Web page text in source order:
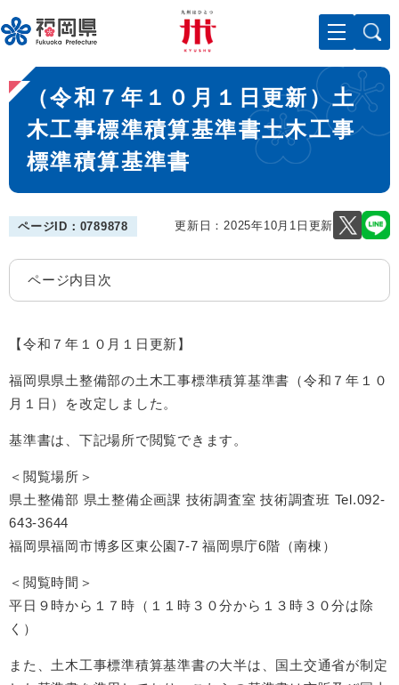
ー
ジ
先
頭
メニューを飛ばして本文へ
本
文
（令和７年１０月１日更新）土
木工事標準積算基準書土木工事
標準積算基準書
ページID：0789878 更新日：2025年10月1日更新
ページ内目次
【令和７年１０月１日更新】
福岡県県土整備部の土木工事標準積算基準書（令和７年１０
月１日）を改定しました。
基準書は、下記場所で閲覧できます。
＜閲覧場所＞
県土整備部 県土整備企画課 技術調査室 技術調査班 Tel.092-
643-3644
福岡県福岡市博多区東公園7-7 福岡県庁6階（南棟）
＜閲覧時間＞
平日９時から１７時（１１時３０分から１３時３０分は除
く）
また、土木工事標準積算基準書の大半は、国土交通省が制定